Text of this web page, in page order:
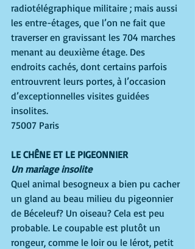
radiotélégraphique militaire ; mais aussi
les entre-étages, que l’on ne fait que
traverser en gravissant les 704 marches
menant au deuxième étage. Des
endroits cachés, dont certains parfois
entrouvrent leurs portes, à l’occasion
d’exceptionnelles visites guidées
insolites.
75007 Paris
LE CHÊNE ET LE PIGEONNIER
Un mariage insolite
Quel animal besogneux a bien pu cacher
un gland au beau milieu du pigeonnier
de Béceleuf? Un oiseau? Cela est peu
probable. Le coupable est plutôt un
rongeur, comme le loir ou le lérot, petit